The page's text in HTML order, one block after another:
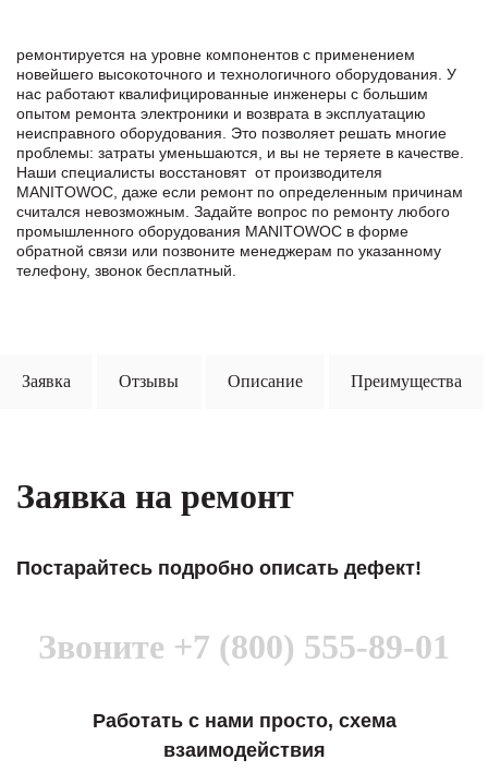
ремонтируется на уровне компонентов с применением
новейшего высокоточного и технологичного оборудования. У
нас работают квалифицированные инженеры с большим
опытом ремонта электроники и возврата в эксплуатацию
неисправного оборудования. Это позволяет решать многие
проблемы: затраты уменьшаются, и вы не теряете в качестве.
Наши специалисты восстановят от производителя
MANITOWOC, даже если ремонт по определенным причинам
считался невозможным. Задайте вопрос по ремонту любого
промышленного оборудования MANITOWOC в формe
обратной связи или позвоните менеджерам по указанному
телефону, звонок бесплатный.
Заявка Отзывы Описание Преимущества
Заявка на ремонт
Постарайтесь подробно описать дефект!
Звоните +7 (800) 555-89-01
Работать с нами просто, схема
взаимодействия